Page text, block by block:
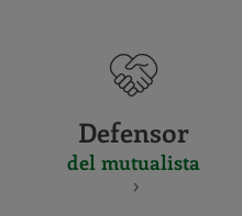
Defensor
del mutualista